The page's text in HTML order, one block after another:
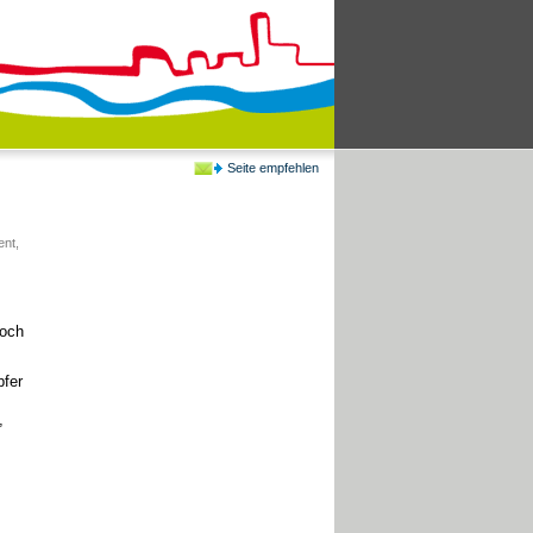
Seite empfehlen
,